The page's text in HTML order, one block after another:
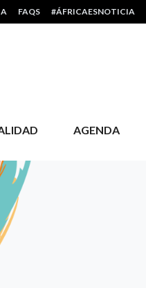
MENU
FAQS #ÁFRICAESNOTICIA
AGENDA